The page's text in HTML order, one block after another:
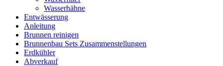
Wasserhähne
Entwässerung
Anleitung
Brunnen reinigen
Brunnenbau Sets Zusammenstellungen
Erdkühler
Abverkauf